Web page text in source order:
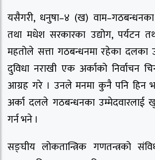
यसैगरी, धनुषा–४ (ख)
तथा मधेश सरकारका उद्योग, पर्यटन
महतोले सत्ता गठबन्धनमा रहेका दलका
दुविधा नराखी एक अर्काको निर्वाचन
आग्रह गरे । उनले मनमा कुनै पनि हिन
अर्का दलले गठबन्धनका उम्मेदवारलाई
गर्न भने ।
सङ्घीय लोकतान्त्रिक गणतन्त्रको